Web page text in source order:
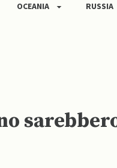
OCEANIA RUSSIA